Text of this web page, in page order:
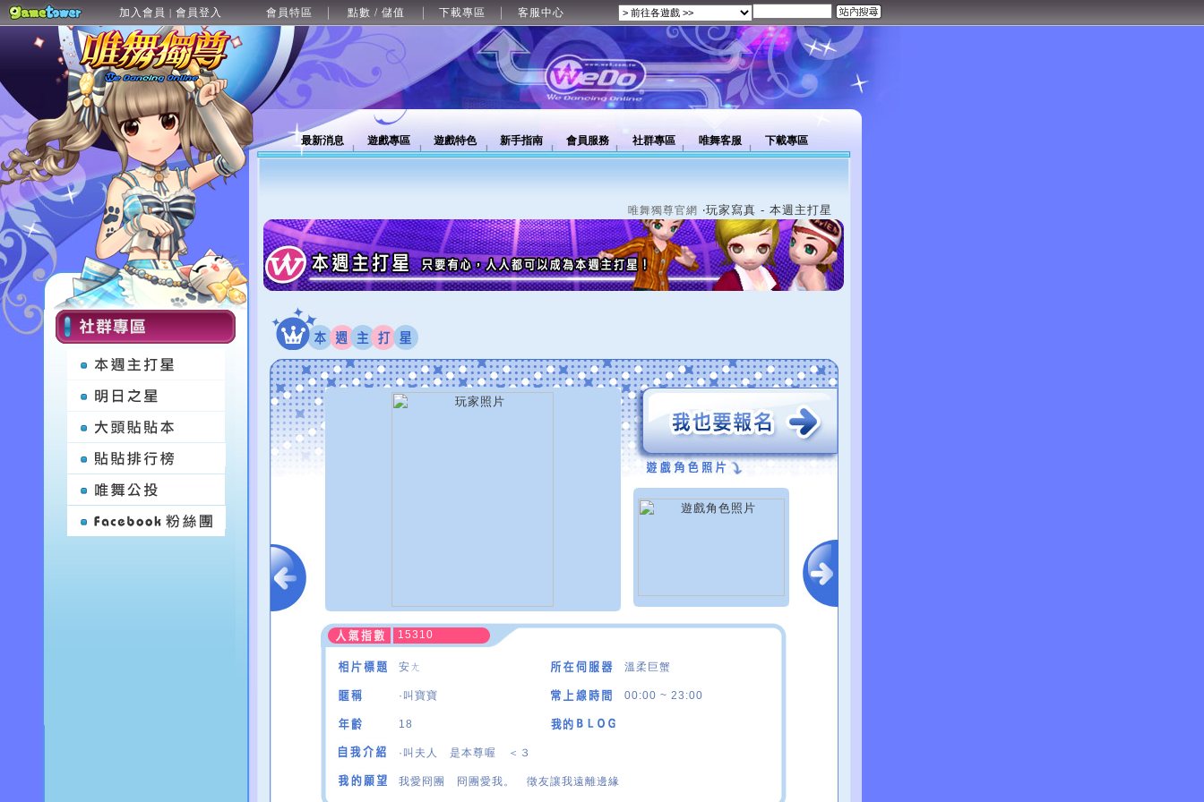
加入會員 | 會員登入 會員特區 點數 / 儲值 下載專區 客服中心
最新消息 遊戲專區 遊戲特色 新手指南 會員服務 社群專區 唯舞客服 下載專區
唯舞獨尊官網 ‧玩家寫真 - 本週主打星
15310
安ㄤ 溫柔巨蟹
·叫寶寶 00:00 ~ 23:00
18
·叫夫人 是本尊喔 ＜３
我愛冏團 冏團愛我。 徵友讓我遠離邊緣